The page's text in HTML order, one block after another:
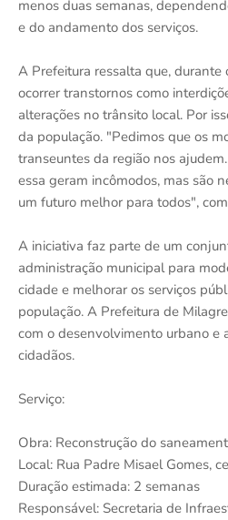
menos duas semanas,
e do andamento dos serviços.
A Prefeitura ressalta que, durante
ocorrer transtornos como
alterações no trânsito local. Por
da população. "Pedimos que os
transeuntes da região nos
essa geram incômodos, mas são
um futuro melhor para todos",
A iniciativa faz parte de um
administração municipal para
cidade e melhorar os serviços
população. A Prefeitura de
com o desenvolvimento urbano e
cidadãos.
Serviço:
Obra: Reconstrução do
Local: Rua Padre Misael Gomes,
Duração estimada: 2 semanas
Responsável: Secretaria de